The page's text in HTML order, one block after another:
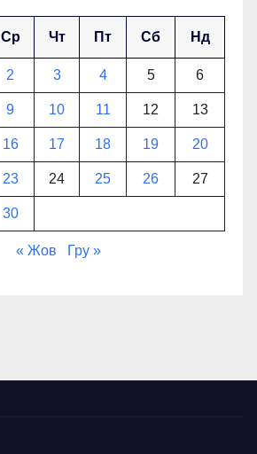
Ср Чт Пт Сб Нд
2 3 4 5 6
9 10 11 12 13
16 17 18 19 20
23 24 25 26 27
30
« Жов Гру »